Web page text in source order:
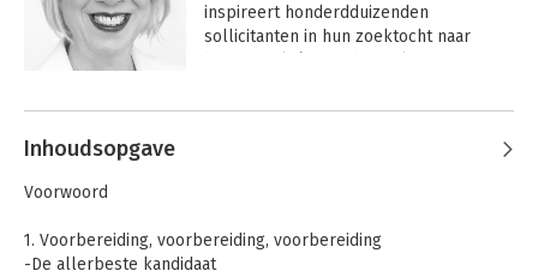
inspireert honderdduizenden
sollicitanten in hun zoektocht naar
direct toepasbare tools in hoe je bruut
Andere boeken door Aaltje Vincent
Inhoudsopgave
Voorwoord
1. Voorbereiding, voorbereiding, voorbereiding
-De allerbeste kandidaat